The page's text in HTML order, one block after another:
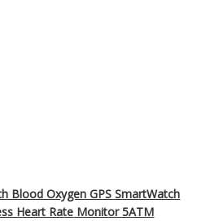
Blood Oxygen GPS SmartWatch
Heart Rate Monitor 5ATM